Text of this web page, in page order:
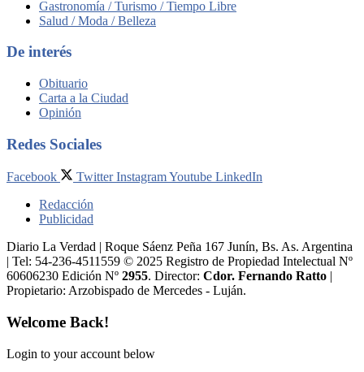
Gastronomía / Turismo / Tiempo Libre
Salud / Moda / Belleza
De interés
Obituario
Carta a la Ciudad
Opinión
Redes Sociales
Facebook Twitter InstagramYoutube LinkedIn
Redacción
Publicidad
Diario La Verdad | Roque Sáenz Peña 167 Junín, Bs. As. Argentina
| Tel: 54-236-4511559 © 2025 Registro de Propiedad Intelectual Nº
60606230 Edición Nº 2955. Director:​ Cdor. Fernando Ratto |
Propietario:​ Arzobispado de Mercedes - Luján.
Welcome Back!
Login to your account below